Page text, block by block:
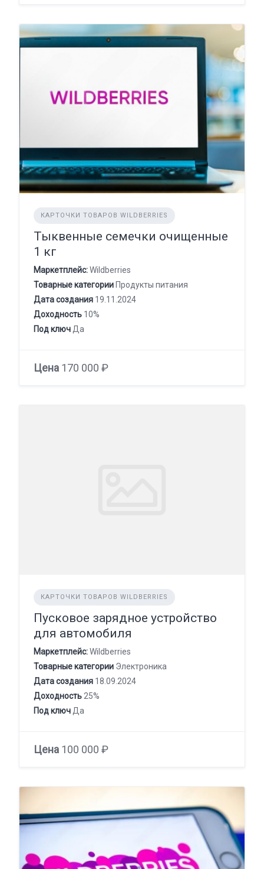
КАРТОЧКИ ТОВАРОВ WILDBERRIES
Тыквенные семечки очищенные
1 кг
Маркетплейс:Wildberries
Товарные категории Продукты питания
Дата создания 19.11.2024
Доходность 10%
Под ключ Да
Цена 170 000 ₽
КАРТОЧКИ ТОВАРОВ WILDBERRIES
Пусковое зарядное устройство
для автомобиля
Маркетплейс:Wildberries
Товарные категории Электроника
Дата создания 18.09.2024
Доходность 25%
Под ключ Да
Цена 100 000 ₽